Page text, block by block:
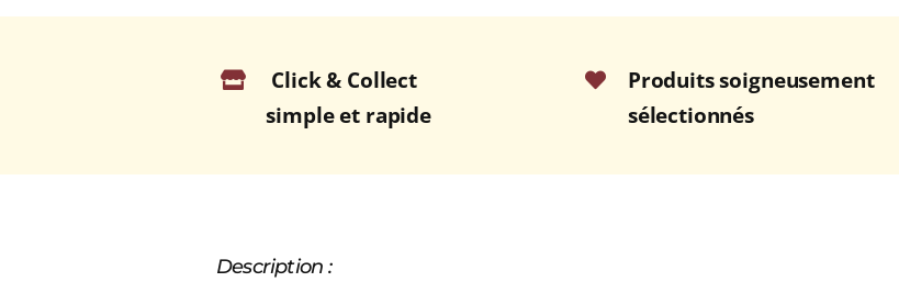
Click & Collect
simple et rapide
Produits soigneusement
sélectionnés
Description :